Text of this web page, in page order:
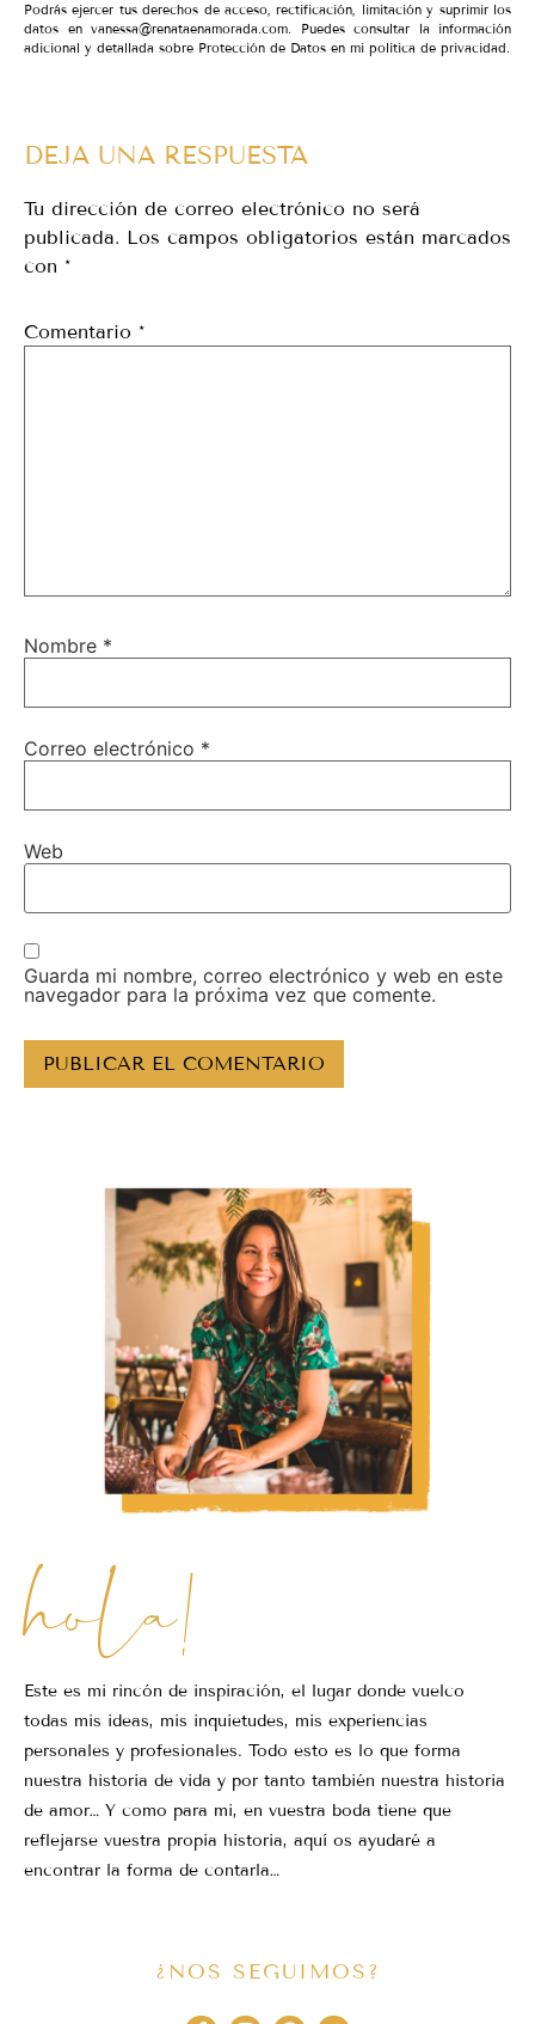
Podrás ejercer tus derechos de acceso, rectificación, limitación y suprimir los
datos en vanessa@renataenamorada.com. Puedes consultar la información
adicional y detallada sobre Protección de Datos en mi política de privacidad.
DEJA UNA RESPUESTA
Tu dirección de correo electrónico no será
publicada. Los campos obligatorios están marcados
con *
Comentario *
Nombre *
Correo electrónico *
Web
Guarda mi nombre, correo electrónico y web en este
navegador para la próxima vez que comente.
hola!
Este es mi rincón de inspiración, el lugar donde vuelco
todas mis ideas, mis inquietudes, mis experiencias
personales y profesionales. Todo esto es lo que forma
nuestra historia de vida y por tanto también nuestra historia
de amor… Y como para mi, en vuestra boda tiene que
reflejarse vuestra propia historia, aquí os ayudaré a
encontrar la forma de contarla…
¿NOS SEGUIMOS?